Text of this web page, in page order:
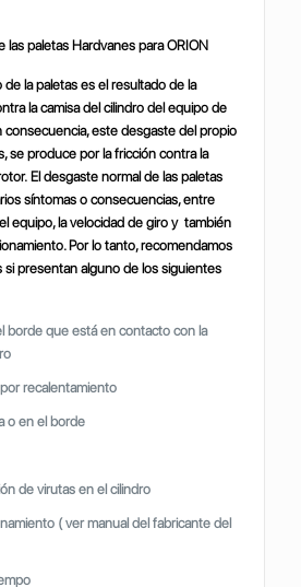
las paletas Hardvanes para ORION
de la paletas es el resultado de la
la camisa del cilindro del equipo de
consecuencia, este desgaste del propio
se produce por la fricción contra la
El desgaste normal de las paletas
síntomas o consecuencias, entre
equipo, la velocidad de giro y también
Por lo tanto, recomendamos
si presentan alguno de los siguientes
borde que está en contacto con la
recalentamiento
o en el borde
de virutas en el cilindro
( ver manual del fabricante del